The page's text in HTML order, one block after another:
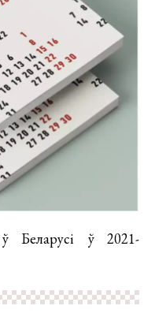
Беларусі ў 2021-